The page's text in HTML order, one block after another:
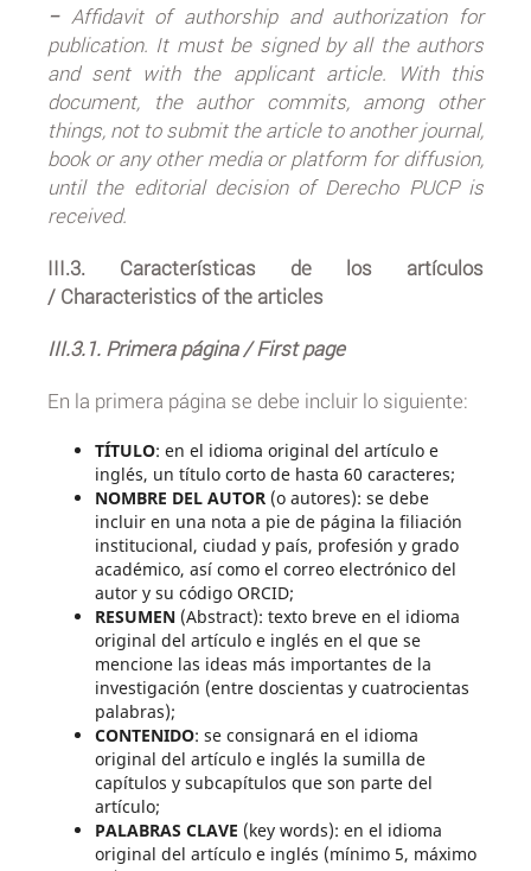
−Affidavit of authorship and authorization for
publication. It must be signed by all the authors
and sent with the applicant article. With this
document, the author commits, among other
things, not to submit the article to another journal,
book or any other media or platform for diffusion,
until the editorial decision of Derecho PUCP is
received.
III.3. Características de los artículos
/ Characteristics of the articles
III.3.1. Primera página / First page
En la primera página se debe incluir lo siguiente:
TÍTULO: en el idioma original del artículo e
inglés, un título corto de hasta 60 caracteres;
NOMBRE DEL AUTOR(o autores): se debe
incluir en una nota a pie de página la filiación
institucional, ciudad y país, profesión y grado
académico, así como el correo electrónico del
autor y su código ORCID;
RESUMEN(Abstract): texto breve en el idioma
original del artículo e inglés en el que se
mencione las ideas más importantes de la
investigación (entre doscientas y cuatrocientas
palabras);
CONTENIDO: se consignará en el idioma
original del artículo e inglés la sumilla de
capítulos y subcapítulos que son parte del
artículo;
PALABRAS CLAVE (key words): en el idioma
original del artículo e inglés (mínimo 5, máximo